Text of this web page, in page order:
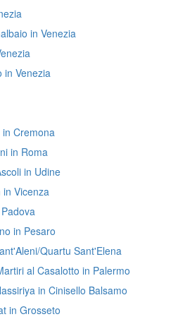
in Venezia
in Venezia
Cremona
in Roma
in Udine
in Vicenza
in Pesaro
Quartu Sant'Elena
al Casalotto in Palermo
in Cinisello Balsamo
in Grosseto